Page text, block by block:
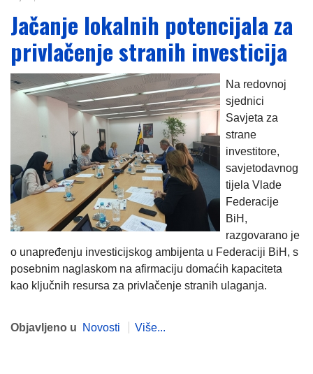
Jačanje lokalnih potencijala za
privlačenje stranih investicija
Na redovnoj
sjednici
Savjeta za
strane
investitore,
savjetodavnog
tijela Vlade
Federacije
BiH,
razgovarano je
o unapređenju investicijskog ambijenta u Federaciji BiH, s
posebnim naglaskom na afirmaciju domaćih kapaciteta
kao ključnih resursa za privlačenje stranih ulaganja.
Objavljeno u Novosti Više...